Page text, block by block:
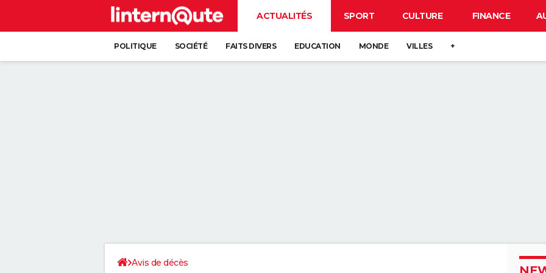
ACTUALITÉS SPORT CULTURE FINANCE
POLITIQUE SOCIÉTÉ FAITS DIVERS EDUCATION MONDE VILLES +
Avis de décès